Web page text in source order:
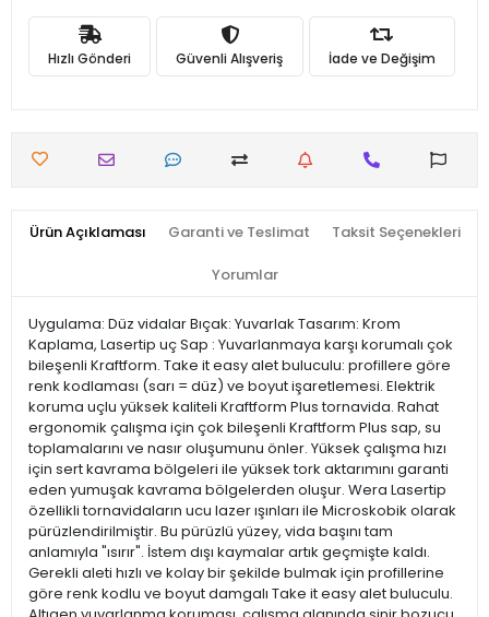
Hızlı Gönderi Güvenli Alışveriş İade ve Değişim
Ürün Açıklaması Garanti ve Teslimat Taksit Seçenekleri
Yorumlar
Uygulama: Düz vidalar Bıçak: Yuvarlak Tasarım: Krom
Kaplama, Lasertip uç Sap : Yuvarlanmaya karşı korumalı çok
bileşenli Kraftform. Take it easy alet buluculu: profillere göre
renk kodlaması (sarı = düz) ve boyut işaretlemesi. Elektrik
koruma uçlu yüksek kaliteli Kraftform Plus tornavida. Rahat
ergonomik çalışma için çok bileşenli Kraftform Plus sap, su
toplamalarını ve nasır oluşumunu önler. Yüksek çalışma hızı
için sert kavrama bölgeleri ile yüksek tork aktarımını garanti
eden yumuşak kavrama bölgelerden oluşur. Wera Lasertip
özellikli tornavidaların ucu lazer ışınları ile Microskobik olarak
pürüzlendirilmiştir. Bu pürüzlü yüzey, vida başını tam
anlamıyla "ısırır". İstem dışı kaymalar artık geçmişte kaldı.
Gerekli aleti hızlı ve kolay bir şekilde bulmak için profillerine
göre renk kodlu ve boyut damgalı Take it easy alet buluculu.